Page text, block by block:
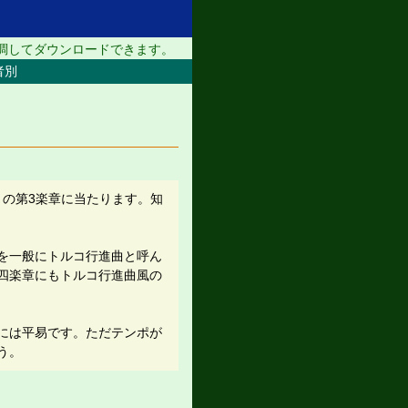
てダウンロードできます。
別
第3楽章に当たります。知
一般にトルコ行進曲と呼ん
楽章にもトルコ行進曲風の
は平易です。ただテンポが